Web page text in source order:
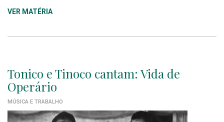
VER MATÉRIA
Tonico e Tinoco cantam: Vida de
Operário
MÚSICA E TRABALHO